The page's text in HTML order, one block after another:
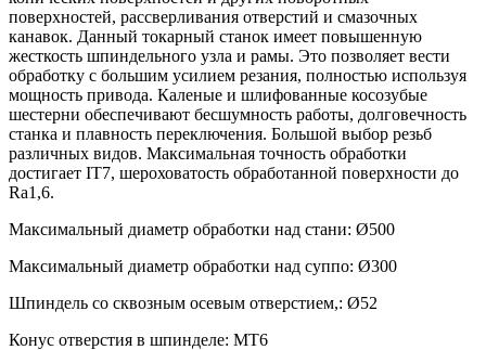
поверхностей, рассверливания отверстий и смазочных
канавок. Данный токарный станок имеет повышенную
жесткость шпиндельного узла и рамы. Это позволяет вести
обработку с большим усилием резания, полностью используя
мощность привода. Каленые и шлифованные косозубые
шестерни обеспечивают бесшумность работы, долговечность
станка и плавность переключения. Большой выбор резьб
различных видов. Максимальная точность обработки
достигает IT7, шероховатость обработанной поверхности до
Ra1,6.
Максимальный диаметр обработки над стани: Ø500
Максимальный диаметр обработки над суппо: Ø300
Шпиндель со сквозным осевым отверстием,: Ø52
Конус отверстия в шпинделе: MT6